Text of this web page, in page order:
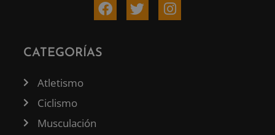
CATEGORÍAS
Atletismo
Ciclismo
Musculación